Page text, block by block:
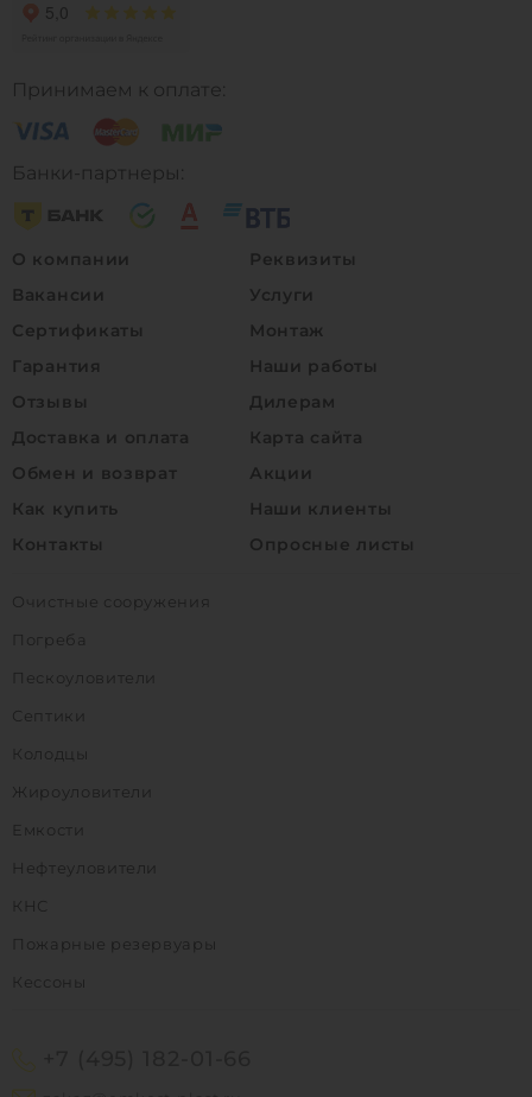
Принимаем к оплате:
Банки-партнеры:
О компании
Вакансии
Сертификаты
Гарантия
Отзывы
Доставка и оплата
Обмен и возврат
Как купить
Контакты
Реквизиты
Услуги
Монтаж
Наши работы
Дилерам
Карта сайта
Акции
Наши клиенты
Опросные листы
Очистные сооружения
Погреба
Пескоуловители
Септики
Колодцы
Жироуловители
Емкости
Нефтеуловители
КНС
Пожарные резервуары
Кессоны